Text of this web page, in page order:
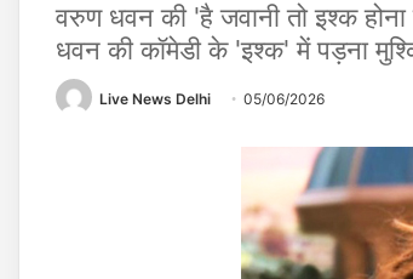
वरुण धवन की 'है जवानी तो इश्क
धवन की कॉमेडी के 'इश्क' में पड़ना
Live News Delhi 05/06/2026